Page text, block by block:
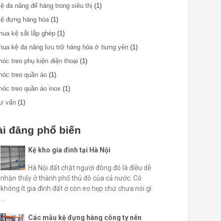
đa năng để hàng trong siêu thị (1)
đựng hàng hóa (1)
kệ sắt lắp ghép (1)
kệ đa năng lưu trữ hàng hóa ở hưng yên (1)
treo phụ kiện điện thoại (1)
treo quần áo (1)
treo quần áo inox (1)
vấn (1)
đăng phổ biến
Kệ kho gia đình tại Hà Nội
Hà Nội đất chật người đông đó là điều dễ
nhận thấy ở thành phố thủ đô của cả nước. Có
không ít gia đình đất ở còn eo hẹp chứ chưa nói gì
...
Các mẫu kệ đựng hàng công ty nên